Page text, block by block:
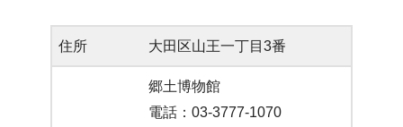
住所 大田区山王一丁目3番
郷土博物館
電話：03-3777-1070